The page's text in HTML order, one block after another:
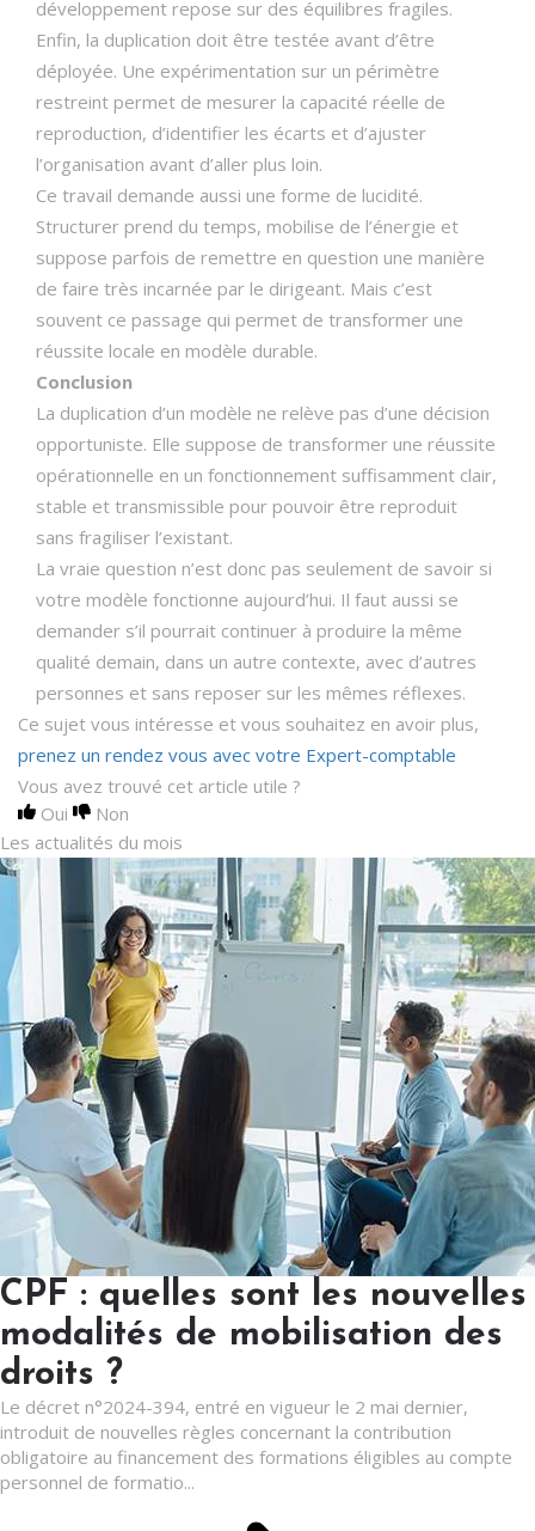
développement repose sur des équilibres fragiles.
Enfin, la duplication doit être testée avant d’être
déployée. Une expérimentation sur un périmètre
restreint permet de mesurer la capacité réelle de
reproduction, d’identifier les écarts et d’ajuster
l’organisation avant d’aller plus loin.
Ce travail demande aussi une forme de lucidité.
Structurer prend du temps, mobilise de l’énergie et
suppose parfois de remettre en question une manière
de faire très incarnée par le dirigeant. Mais c’est
souvent ce passage qui permet de transformer une
réussite locale en modèle durable.
Conclusion
La duplication d’un modèle ne relève pas d’une décision
opportuniste. Elle suppose de transformer une réussite
opérationnelle en un fonctionnement suffisamment clair,
stable et transmissible pour pouvoir être reproduit
sans fragiliser l’existant.
La vraie question n’est donc pas seulement de savoir si
votre modèle fonctionne aujourd’hui. Il faut aussi se
demander s’il pourrait continuer à produire la même
qualité demain, dans un autre contexte, avec d’autres
personnes et sans reposer sur les mêmes réflexes.
Ce sujet vous intéresse et vous souhaitez en avoir plus,
prenez un rendez vous avec votre Expert-comptable
Vous avez trouvé cet article utile ?
Oui
Non
Les actualités du mois
CPF : quelles sont les nouvelles
modalités de mobilisation des
droits ?
Le décret n°2024-394, entré en vigueur le 2 mai dernier,
introduit de nouvelles règles concernant la contribution
obligatoire au financement des formations éligibles au compte
personnel de formatio...